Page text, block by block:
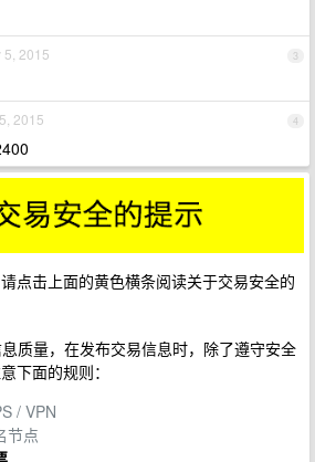
3
5, 2015
4
2015
点击上面的黄色横条阅读关于交易安全的
质量，在发布交易信息时，除了遵守安全
下面的规则：
/ VPN
节点